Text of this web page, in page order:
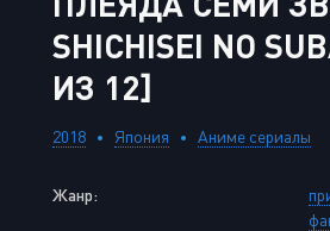
SHICHISEI NO
ИЗ 12]
2018 Япония Аниме сериалы
Жанр: